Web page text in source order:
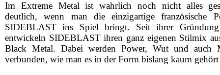
Im Extreme Metal ist wahrlich noch nicht alles
deutlich, wenn man die einzigartige französische
SIDEBLAST ins Spiel bringt. Seit ihrer
entwickeln SIDEBLAST ihren ganz eigenen Stilmix
Black Metal. Dabei werden Power, Wut und auch
verbunden, wie man es in der Form bislang kaum